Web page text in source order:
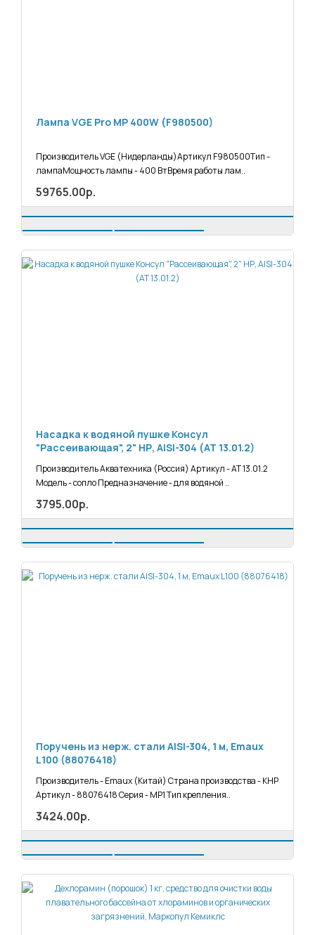
Лампа VGE Pro MP 400W (F980500)
Производитель VGE (Нидерланды)Артикул F980500Тип -
лампаМощность лампы - 400 ВтВремя работы лам..
59765.00р.
Насадка к водяной пушке Консул
"Рассеивающая", 2" НР, AISI-304 (АТ 13.01.2)
Производитель Акватехника (Россия) Артикул - АТ 13.01.2
Модель - сопло Предназначение - для водяной ..
3795.00р.
Поручень из нерж. стали AISI-304, 1 м, Emaux
L100 (88076418)
Производитель - Emaux (Китай) Страна производства - КНР
Артикул - 88076418 Серия - MP1 Тип крепления..
3424.00р.